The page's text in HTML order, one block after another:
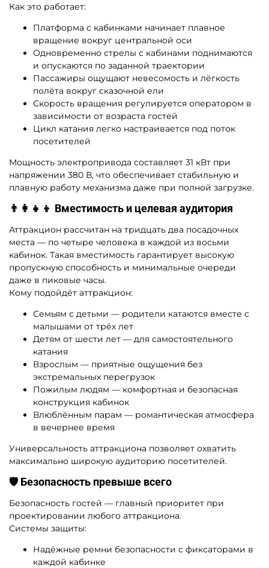
Как это работает:
Платформа с кабинками начинает плавное
вращение вокруг центральной оси
Одновременно стрелы с кабинами поднимаются
и опускаются по заданной траектории
Пассажиры ощущают невесомость и лёгкость
полёта вокруг сказочной ели
Скорость вращения регулируется оператором в
зависимости от возраста гостей
Цикл катания легко настраивается под поток
посетителей
Мощность электропривода составляет 31 кВт при
напряжении 380 В, что обеспечивает стабильную и
плавную работу механизма даже при полной загрузке.
👨‍👩‍👧‍👦 Вместимость и целевая аудитория
Аттракцион рассчитан на тридцать два посадочных
места — по четыре человека в каждой из восьми
кабинок. Такая вместимость гарантирует высокую
пропускную способность и минимальные очереди
даже в пиковые часы.
Кому подойдёт аттракцион:
Семьям с детьми — родители катаются вместе с
малышами от трёх лет
Детям от шести лет — для самостоятельного
катания
Взрослым — приятные ощущения без
экстремальных перегрузок
Пожилым людям — комфортная и безопасная
конструкция кабинок
Влюблённым парам — романтическая атмосфера
в вечернее время
Универсальность аттракциона позволяет охватить
максимально широкую аудиторию посетителей.
🛡️ Безопасность превыше всего
Безопасность гостей — главный приоритет при
проектировании любого аттракциона.
Системы защиты:
Надёжные ремни безопасности с фиксаторами в
каждой кабинке